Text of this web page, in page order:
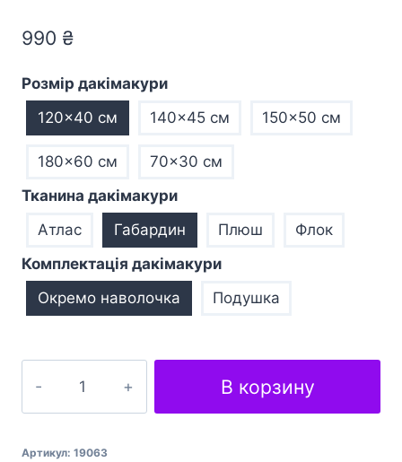
990 ₴
Розмір дакімакури
120x40 см
140x45 см 150x50 см
180x60 см
70×30 см
Тканина дакімакури
Атлас
Габардин Плюш
Флок
Комплектація дакімакури
Окремо наволочка
Подушка
обіймашка
Sword
В корзину
Артикул: 19063